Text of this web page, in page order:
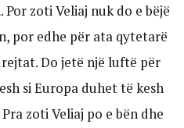
zoti Veliaj nuk do e bëjë
por edhe për ata qytetarë
Do jetë një luftë për
si Europa duhet të kesh
zoti Veliaj po e bën dhe